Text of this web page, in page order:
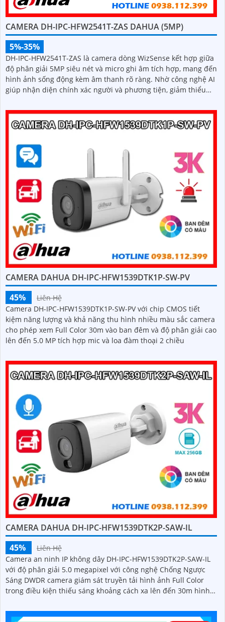
CAMERA DH-IPC-HFW2541T-ZAS DAHUA (5MP)
5%-35%
DH-IPC-HFW2541T-ZAS là camera dòng WizSense kết hợp giữa
độ phân giải 5MP siêu nét và micro ghi âm tích hợp, mang đến
hình ảnh sống động kèm âm thanh rõ ràng. Nhờ công nghệ AI
giúp nhận diện chính xác người và phương tiện, giảm thiểu
CAMERA DAHUA DH-IPC-HFW1539DTK1P-SW-PV
45%
Liên Hệ
Camera DH-IPC-HFW1539DTK1P-SW-PV với chip CMOS tiết
kiệm năng lượng và khả năng thu hình nhiều màu sắc camera
cho phép xem Full Color 30m vào ban đêm và độ phân giải cao
lên đến 5.0 MP tích hợp mic và loa đàm thoại 2 chiều
CAMERA DAHUA DH-IPC-HFW1539DTK2P-SAW-IL
45%
Liên Hệ
Camera an ninh IP không dây DH-IPC-HFW1539DTK2P-SAW-IL
với độ phân giải 5.0 megapixel với công nghệ Chống Ngược
Sáng DWDR camera giám sát truyền tải hình ảnh Full Color
trong điều kiện thiếu sáng khoảng cách xa lên đến 30m hình